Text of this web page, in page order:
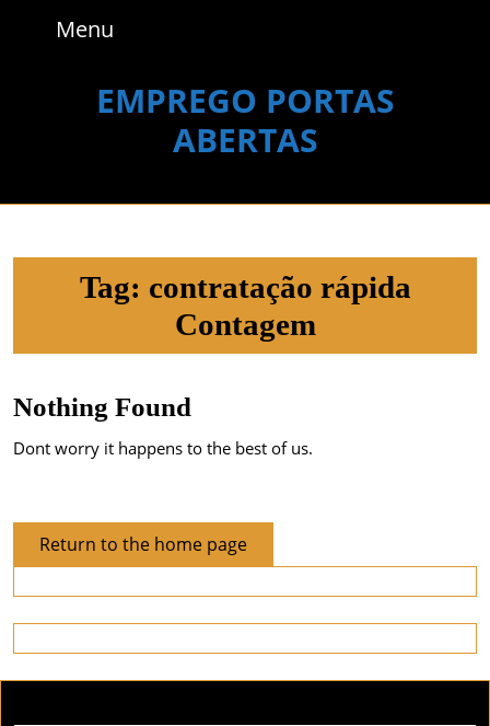
Menu
EMPREGO PORTAS
ABERTAS
Tag: contratação rápida
Contagem
Nothing Found
Dont worry it happens to the best of us.
Return to the home pageReturn
to
the
home
page